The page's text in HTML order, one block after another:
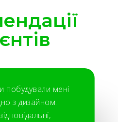
побудували мені
з дизайном.